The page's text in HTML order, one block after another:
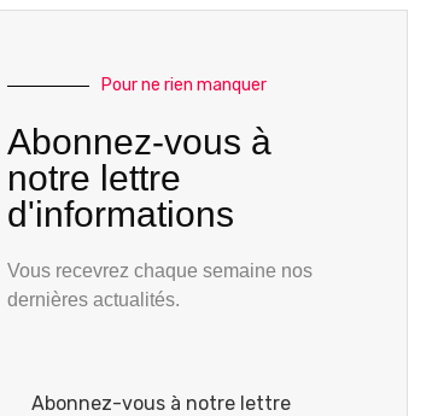
Pour ne rien manquer
Abonnez-vous à
notre lettre
d'informations
Vous recevrez chaque semaine nos
dernières actualités.
Abonnez-vous à notre lettre